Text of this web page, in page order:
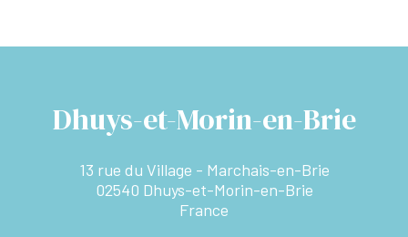
Dhuys-et-Morin-en-Brie
13 rue du Village - Marchais-en-Brie
02540 Dhuys-et-Morin-en-Brie
France